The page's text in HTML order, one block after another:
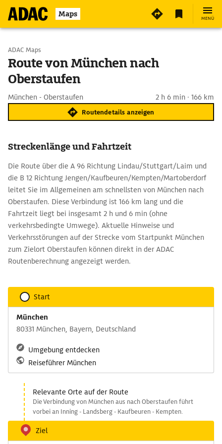
Maps MENÜ
Start wählen
Ziel eingeben
ADAC Maps
Route von München nach
Oberstaufen
München - Oberstaufen 2 h 6 min · 166 km
Routendetails anzeigen
Streckenlänge und Fahrtzeit
Die Route über die A 96 Richtung Lindau/Stuttgart/Laim und
die B 12 Richtung Jengen/Kaufbeuren/Kempten/Martoberdorf
leitet Sie im Allgemeinen am schnellsten von München nach
Oberstaufen. Diese Verbindung ist 166 km lang und die
Fahrtzeit liegt bei insgesamt 2 h und 6 min (ohne
verkehrsbedingte Umwege). Aktuelle Hinweise und
Verkehrsstörungen auf der Strecke vom Startpunkt München
zum Zielort Oberstaufen können direkt in der ADAC
Routenberechnung angezeigt werden.
Start
München
80331 München, Bayern, Deutschland
Umgebung entdecken
Reiseführer München
Relevante Orte auf der Route
Die Verbindung von München aus nach Oberstaufen führt
vorbei an Inning - Landsberg - Kaufbeuren - Kempten.
Ziel